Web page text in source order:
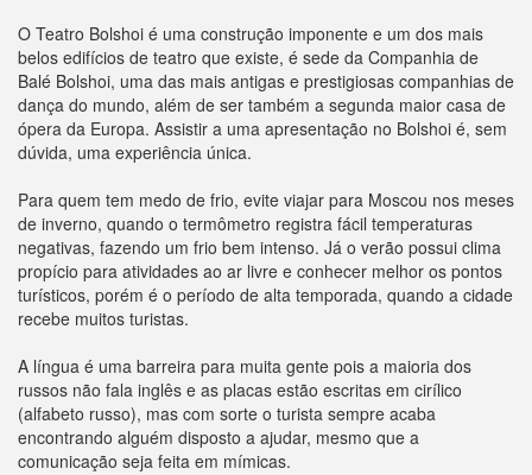
O Teatro Bolshoi é uma construção imponente e um dos mais
belos edifícios de teatro que existe, é sede da Companhia de
Balé Bolshoi, uma das mais antigas e prestigiosas companhias de
dança do mundo, além de ser também a segunda maior casa de
ópera da Europa. Assistir a uma apresentação no Bolshoi é, sem
dúvida, uma experiência única.
Para quem tem medo de frio, evite viajar para Moscou nos meses
de inverno, quando o termômetro registra fácil temperaturas
negativas, fazendo um frio bem intenso. Já o verão possui clima
propício para atividades ao ar livre e conhecer melhor os pontos
turísticos, porém é o período de alta temporada, quando a cidade
recebe muitos turistas.
A língua é uma barreira para muita gente pois a maioria dos
russos não fala inglês e as placas estão escritas em cirílico
(alfabeto russo), mas com sorte o turista sempre acaba
encontrando alguém disposto a ajudar, mesmo que a
comunicação seja feita em mímicas.